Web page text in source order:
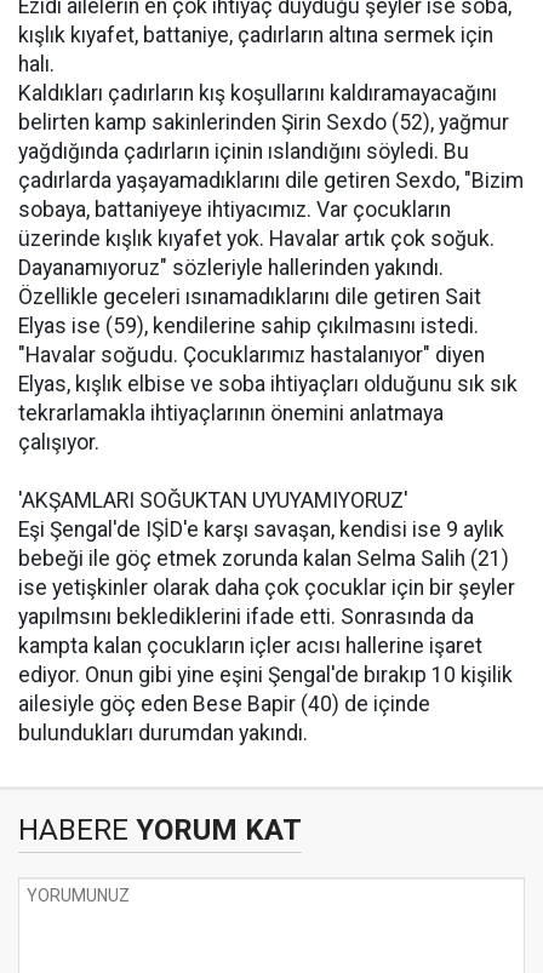
Êzidî ailelerin en çok ihtiyaç duyduğu şeyler ise soba,
kışlık kıyafet, battaniye, çadırların altına sermek için
halı.
Kaldıkları çadırların kış koşullarını kaldıramayacağını
belirten kamp sakinlerinden Şirin Sexdo (52), yağmur
yağdığında çadırların içinin ıslandığını söyledi. Bu
çadırlarda yaşayamadıklarını dile getiren Sexdo, "Bizim
sobaya, battaniyeye ihtiyacımız. Var çocukların
üzerinde kışlık kıyafet yok. Havalar artık çok soğuk.
Dayanamıyoruz" sözleriyle hallerinden yakındı.
Özellikle geceleri ısınamadıklarını dile getiren Sait
Elyas ise (59), kendilerine sahip çıkılmasını istedi.
"Havalar soğudu. Çocuklarımız hastalanıyor" diyen
Elyas, kışlık elbise ve soba ihtiyaçları olduğunu sık sık
tekrarlamakla ihtiyaçlarının önemini anlatmaya
çalışıyor.
'AKŞAMLARI SOĞUKTAN UYUYAMIYORUZ'
Eşi Şengal'de IŞİD'e karşı savaşan, kendisi ise 9 aylık
bebeği ile göç etmek zorunda kalan Selma Salih (21)
ise yetişkinler olarak daha çok çocuklar için bir şeyler
yapılmsını beklediklerini ifade etti. Sonrasında da
kampta kalan çocukların içler acısı hallerine işaret
ediyor. Onun gibi yine eşini Şengal'de bırakıp 10 kişilik
ailesiyle göç eden Bese Bapir (40) de içinde
bulundukları durumdan yakındı.
HABERE YORUM KAT